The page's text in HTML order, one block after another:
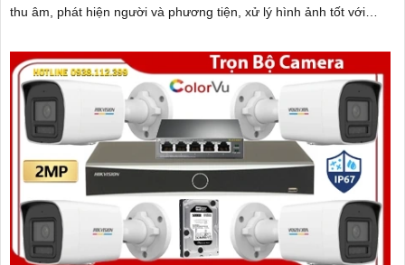
thu âm, phát hiện người và phương tiện, xử lý hình ảnh tốt với